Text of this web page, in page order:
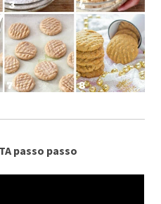
passo passo